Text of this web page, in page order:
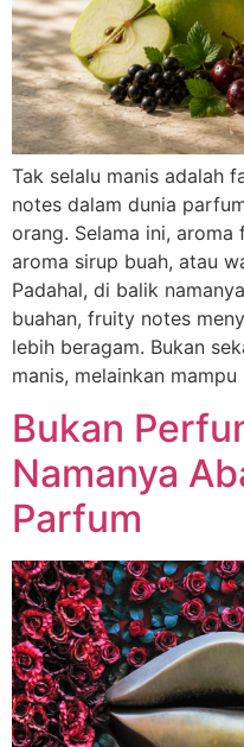
Tak selalu manis adalah
notes dalam dunia
orang. Selama ini,
aroma sirup buah, atau
Padahal, di balik
buahan, fruity notes
lebih beragam. Bukan
manis, melainkan
Bukan
Namanya
Parfum